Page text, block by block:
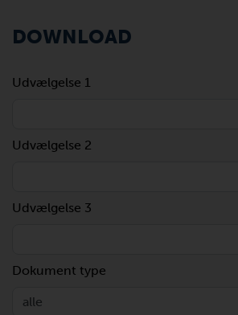
DOWNLOAD
Udvælgelse 1
Udvælgelse 2
Udvælgelse 3
Dokument type